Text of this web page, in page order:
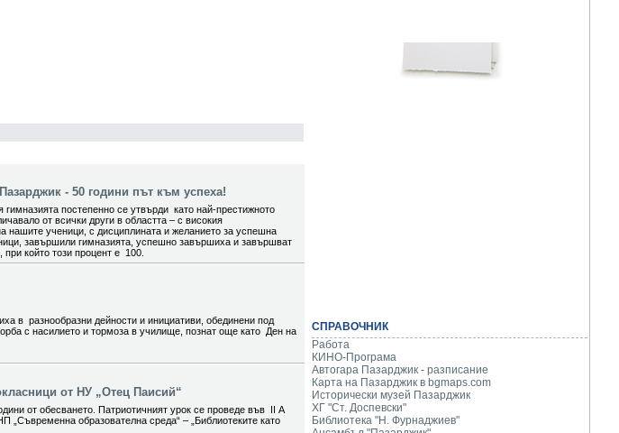
- 50 години път към успеха!
постепенно се утвърди като най-престижното
от всички други в областта – с високия
нашите ученици, с дисциплината и желанието за успешна
завършили гимназията, успешно завършиха и завършват
който този процент е 100.
в разнообразни дейности и инициативи, обединени под
с насилието и тормоза в училище, познат още като Ден на
от НУ „Отец Паисий“
от обесването. Патриотичният урок се проведе във II А
„Съвременна образователна среда“ – „Библиотеките като
СПРАВОЧНИК
Работа
КИНО-Програма
Автогара Пазарджик - разписание
Карта на Пазарджик в bgmaps.com
Исторически музей Пазарджик
ХГ "Ст. Доспевски"
Библиотека "Н. Фурнаджиев"